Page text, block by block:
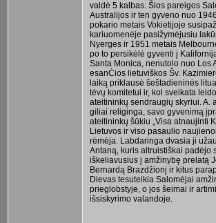
valdė 5 kalbas. Šios pareigos
Australijos ir ten gyveno nuo
pokario metais Vokietijoje
kariuomenėje pasižymėjusiu
Nyerges ir 1951 metais
po to persikėlė gyventi į
Santa Monica, nenutolo nuo Los
esanĊios lietuviškos Šv.
laiką priklausė šeštadieninės
tėvų komitetui ir, kol sveikata
ateitininkų sendraugių skyriui. A.
giliai religinga, savo gyvenimą
ateitininkų šūkiu „Visa atnaujinti
Lietuvos ir viso pasaulio
rėmėja. Labdaringa dvasia ji
Antaną, kuris altruistiškai padėjo
iškeliavusius į amžinybę prelatą
Bernardą Brazdžionį ir kitus
Dievas tesuteikia Salomėjai
prieglobstyje, o jos šeimai ir
išsiskyrimo valandoje.